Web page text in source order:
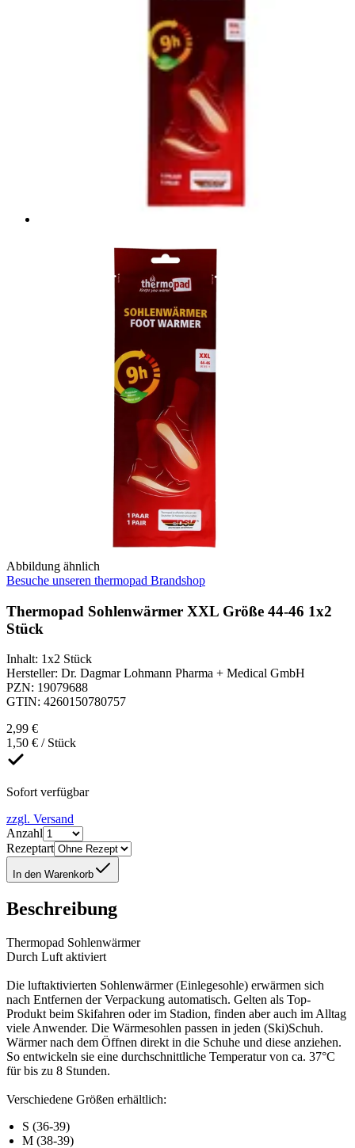
Abbildung ähnlich
Besuche unseren thermopad Brandshop
Thermopad Sohlenwärmer XXL Größe 44-46 1x2
Stück
Inhalt: 1x2 Stück
Hersteller: Dr. Dagmar Lohmann Pharma + Medical GmbH
PZN: 19079688
GTIN: 4260150780757
2,99 €
1,50 € / Stück
Sofort verfügbar
zzgl. Versand
Anzahl
Rezeptart
In den Warenkorb
Beschreibung
Thermopad Sohlenwärmer
Durch Luft aktiviert
Die luftaktivierten Sohlenwärmer (Einlegesohle) erwärmen sich
nach Entfernen der Verpackung automatisch. Gelten als Top-
Produkt beim Skifahren oder im Stadion, finden aber auch im Alltag
viele Anwender. Die Wärmesohlen passen in jeden (Ski)Schuh.
Wärmer nach dem Öffnen direkt in die Schuhe und diese anziehen.
So entwickeln sie eine durchschnittliche Temperatur von ca. 37°C
für bis zu 8 Stunden.
Verschiedene Größen erhältlich:
S (36-39)
M (38-39)